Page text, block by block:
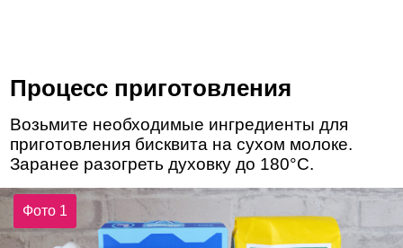
Процесс приготовления
Возьмите необходимые ингредиенты для
приготовления бисквита на сухом молоке.
Заранее разогреть духовку до 180°С.
Фото 1